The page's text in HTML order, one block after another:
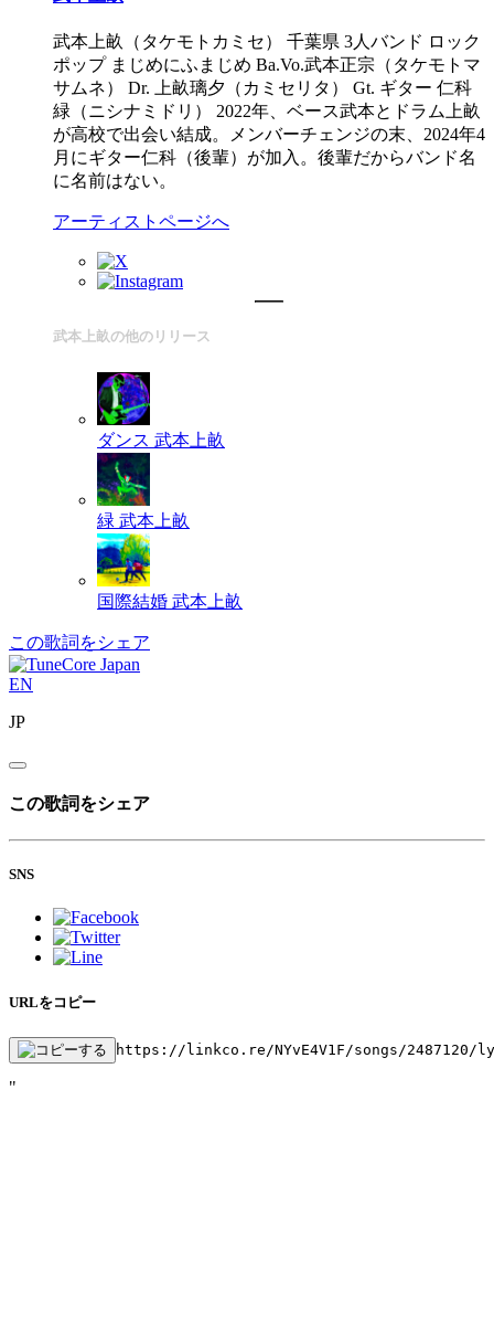
武本上畝（タケモトカミセ） 千葉県 3人バンド ロック
ポップ まじめにふまじめ Ba.Vo.武本正宗（タケモトマ
サムネ） Dr. 上畝璃夕（カミセリタ） Gt. ギター 仁科
緑（ニシナミドリ） 2022年、ベース武本とドラム上畝
が高校で出会い結成。メンバーチェンジの末、2024年4
月にギター仁科（後輩）が加入。後輩だからバンド名
に名前はない。
アーティストページへ
武本上畝の他のリリース
ダンス 武本上畝
緑 武本上畝
国際結婚 武本上畝
この歌詞をシェア
EN
JP
この歌詞をシェア
SNS
URLをコピー
https://linkco.re/NYvE4V1F/songs/2487120/
"